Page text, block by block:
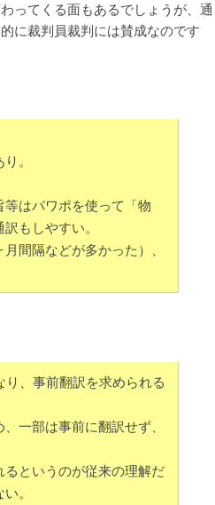
ってくる面もあるでしょうが、通
に裁判員裁判には賛成なのです
。
等はパワポを使って「物
もしやすい。
間隔などが多かった）、
り、事前翻訳を求められる
一部は事前に翻訳せず、
るというのが従来の理解だ
。